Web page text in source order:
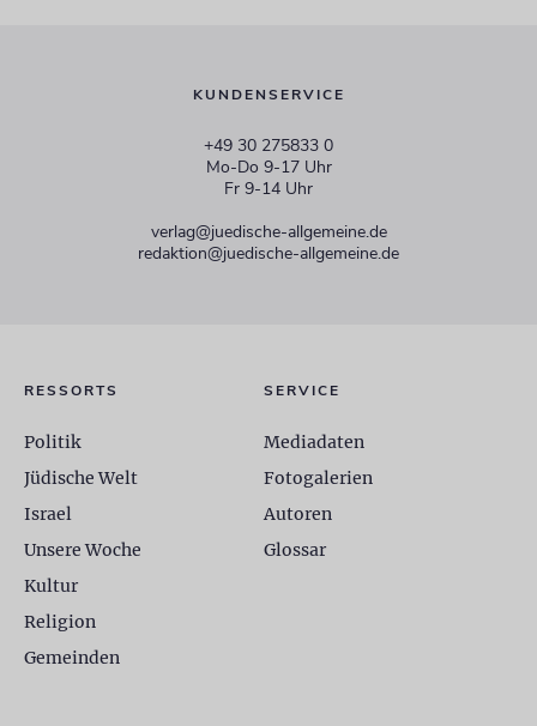
KUNDENSERVICE
+49 30 275833 0
Mo-Do 9-17 Uhr
Fr 9-14 Uhr
verlag@juedische-allgemeine.de
redaktion@juedische-allgemeine.de
RESSORTS
Politik
Jüdische Welt
Israel
Unsere Woche
Kultur
Religion
Gemeinden
SERVICE
Mediadaten
Fotogalerien
Autoren
Glossar